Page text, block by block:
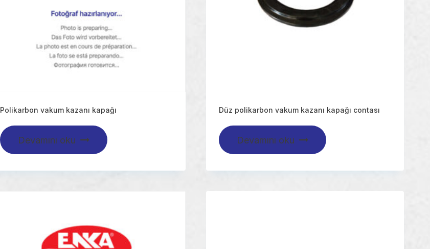
Polikarbon vakum kazanı kapağı
Devamını oku
Düz polikarbon vakum kazanı kapağı contası
Devamını oku